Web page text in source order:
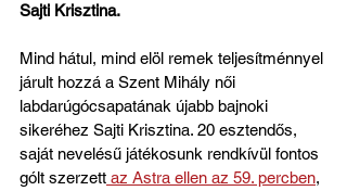
Sajti Krisztina.
Mind hátul, mind elöl remek teljesítménnyel
járult hozzá a Szent Mihály női
labdarúgócsapatának újabb bajnoki
sikeréhez Sajti Krisztina. 20 esztendős,
saját nevelésű játékosunk rendkívül fontos
gólt szerzett az Astra ellen az 59. percben,